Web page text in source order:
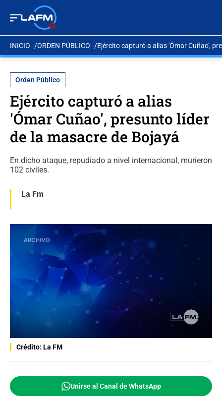
INICIO ORDEN PÚBLICO Ejército capturó a alias 'Ómar Cuñao',
Orden Público
Ejército capturó a alias
'Ómar Cuñao', presunto líder
de la masacre de Bojayá
En dicho ataque, repudiado a nivel internacional, murieron
102 civiles.
La Fm
Crédito: La FM
Unirse al Canal de WhatsApp